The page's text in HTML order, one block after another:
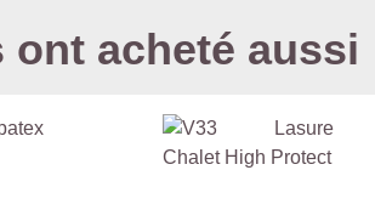
ont acheté aussi